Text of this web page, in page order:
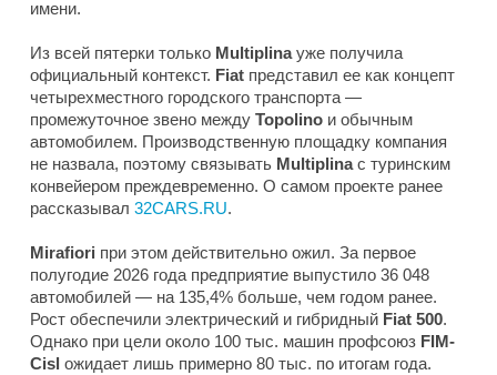
имени.
Из всей пятерки только Multiplinaуже получила
официальный контекст. Fiat представил ее как концепт
четырехместного городского транспорта —
промежуточное звено между Topolino и обычным
автомобилем. Производственную площадку компания
не назвала, поэтому связывать Multiplinaс туринским
конвейером преждевременно. О самом проекте ранее
рассказывал 32CARS.RU.
Mirafiori при этом действительно ожил. За первое
полугодие 2026 года предприятие выпустило 36 048
автомобилей — на 135,4% больше, чем годом ранее.
Рост обеспечили электрический и гибридный Fiat 500.
Однако при цели около 100 тыс. машин профсоюз FIM-
Cisl ожидает лишь примерно 80 тыс. по итогам года.